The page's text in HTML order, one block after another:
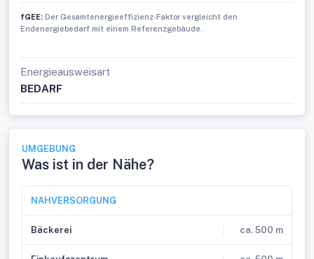
fGEE: Der Gesamtenergieeffizienz-Faktor vergleicht den
Endenergiebedarf mit einem Referenzgebäude.
Energieausweisart
BEDARF
UMGEBUNG
Was ist in der Nähe?
NAHVERSORGUNG
Bäckerei ca. 500 m